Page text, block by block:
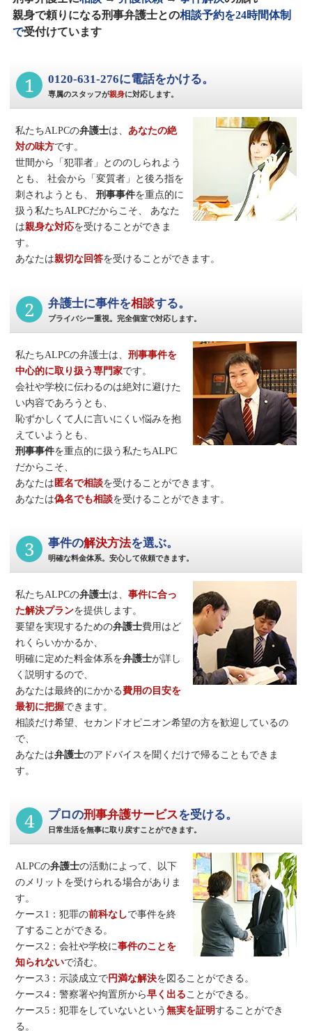
親身で頼りになる刑事弁護士との相談予約を24時間体制
で受付けています
1 0120-631-276に電話をかける。
専属のスタッフが親身に対応します。
私たちALPCの弁護士は、あなたの絶
対の味方です。
世間から「犯罪者」とののしられよう
とも、
社会から「変質者」と後ろ指を
刺されようとも、
刑事事件を重点的に
扱う私たちALPCだからこそ、
あなた
は親身な対応を受けることができま
す。
あなたは親切な回答を受けることができます。
2 弁護士に事件を相談する。
プライバシー重視。完全個室で対応します。
私たちALPCの弁護士は、刑事事件を
中心的に取り扱う専門家です。
会社や学校に伝わるのは絶対に避けた
い内容であろうとも、
恥ずかしくて人に言いにくい悩みを抱
えていようとも、
刑事事件を重点的に扱う私たちALPC
だからこそ、
あなたは匿名で相談を受けることができます。
あなたは偽名でも相談を受けることができます。
3 事件の解決方法を選ぶ。
明確な料金体系。安心して依頼できます。
私たちALPCの弁護士は、事件に合っ
た解決プランを提供します。
要望を実現するための弁護士費用はど
れくらいかかるか、
明確に定めた料金体系を弁護士が詳し
く説明するので、
あなたは最終的にかかる費用の目安を
最初に把握できます。
相談だけ希望、セカンドオピニオン希望の方を歓迎しているの
で、
あなたは弁護士のアドバイスを聞くだけで帰ることもできま
す。
4 プロの刑事弁護サービスを受ける。
日常生活を無事に取り戻すことができます。
ALPCの弁護士の活動によって、以下
のメリットを受けられる場合がありま
す。
ケース1：犯罪の前科なしで事件を終
了することができる。
ケース2：会社や学校に事件のことを
知られないで済む。
ケース3：示談成立で円満な解決を図ることができる。
ケース4：警察署や拘置所から早く出ることができる。
ケース5：犯罪をしていないという無実を証明することができ
る。